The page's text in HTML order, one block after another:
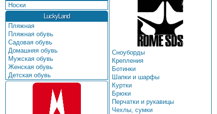
Носки
LuckyLand
Пляжная
Пляжная обувь
Садовая обувь
Домашняя обувь
Мужская обувь
Женская обувь
Детская обувь
Сноуборды
Крепления
Ботинки
Шапки и шарфы
Куртки
Брюки
Перчатки и рукавицы
Чехлы, сумки